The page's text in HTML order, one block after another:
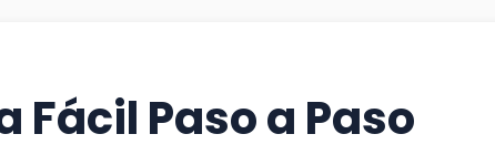
Paso a Paso